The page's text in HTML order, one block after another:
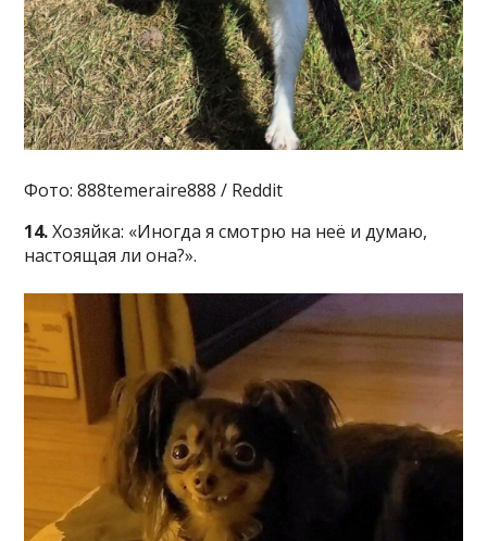
Фото: 888temeraire888 / Reddit
14.Хозяйка: «Иногда я смотрю на неё и думаю,
настоящая ли она?».